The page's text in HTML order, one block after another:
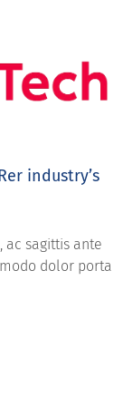
industry’s
ac sagittis ante
dolor porta